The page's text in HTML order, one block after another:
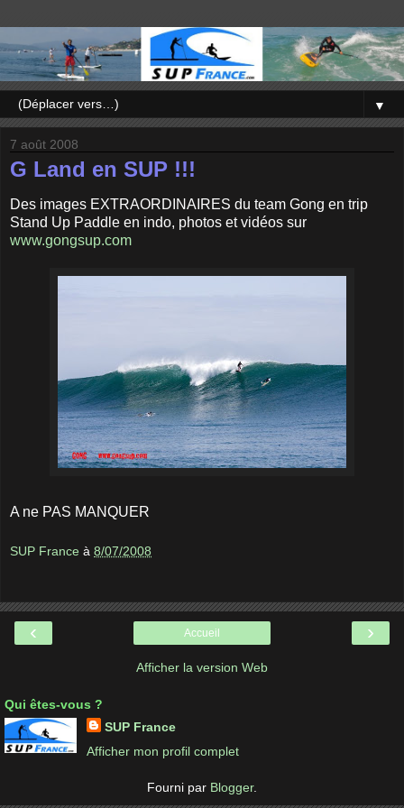
▼
7 août 2008
G Land en SUP !!!
Des images EXTRAORDINAIRES du team Gong en trip
Stand Up Paddle en indo, photos et vidéos sur
www.gongsup.com
A ne PAS MANQUER
SUP France à 8/07/2008
‹ ›
Accueil
Afficher la version Web
Qui êtes-vous ?
SUP France
Afficher mon profil complet
Fourni par Blogger.